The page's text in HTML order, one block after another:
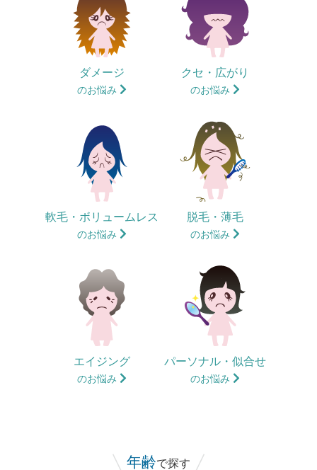
ダメージ
のお悩み
クセ・広がり
のお悩み
軟毛・ボリュームレス
のお悩み
脱毛・薄毛
のお悩み
エイジング
のお悩み
パーソナル・似合せ
のお悩み
年齢で探す